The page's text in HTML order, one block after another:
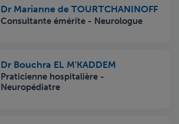
Dr Marianne de TOURTCHANINOFF
Consultante émérite - Neurologue
Dr Bouchra EL M'KADDEM
Praticienne hospitalière -
Neuropédiatre